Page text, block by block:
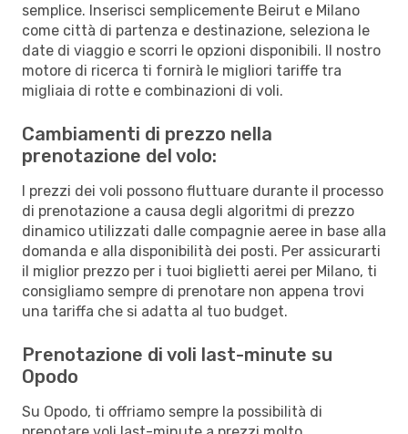
semplice. Inserisci semplicemente Beirut e Milano
come città di partenza e destinazione, seleziona le
date di viaggio e scorri le opzioni disponibili. Il nostro
motore di ricerca ti fornirà le migliori tariffe tra
migliaia di rotte e combinazioni di voli.
Cambiamenti di prezzo nella
prenotazione del volo:
I prezzi dei voli possono fluttuare durante il processo
di prenotazione a causa degli algoritmi di prezzo
dinamico utilizzati dalle compagnie aeree in base alla
domanda e alla disponibilità dei posti. Per assicurarti
il miglior prezzo per i tuoi biglietti aerei per Milano, ti
consigliamo sempre di prenotare non appena trovi
una tariffa che si adatta al tuo budget.
Prenotazione di voli last-minute su
Opodo
Su Opodo, ti offriamo sempre la possibilità di